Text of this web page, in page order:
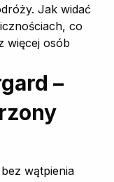
Jak widać
co
więcej osób
–
wątpienia